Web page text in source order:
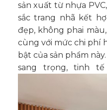
sản xuất từ nhựa
sắc trang nhã kết
đẹp, không phai
cùng với mức chi phí
bật của sản phẩm
sang trọng, tinh